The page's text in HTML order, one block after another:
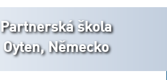
Partnerská škola
Oyten, Německo